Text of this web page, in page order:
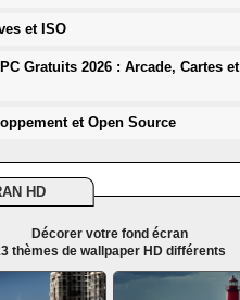
et ISO
Gratuits 2026 : Arcade, Cartes et
et Open Source
HD
Décorer votre fond écran
thèmes de wallpaper HD différents